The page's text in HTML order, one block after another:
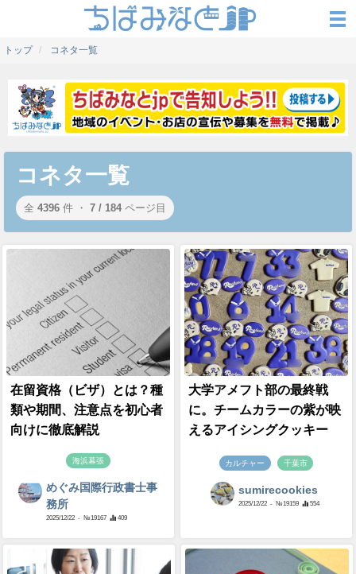
トップ コネタ一覧
コネタ一覧
全 4396 件 ・ 7 / 184 ページ目
在留資格（ビザ）とは？種
類や期間、注意点を初心者
向けに徹底解説
海浜幕張
めぐみ国際行政書士事
務所
2025/12/22 - №19167 409
大学アメフト部の最終戦
に。チームカラーの紫が映
えるアイシングクッキー
カルチャー 千葉市
sumirecookies
2025/12/22 - №19159 554